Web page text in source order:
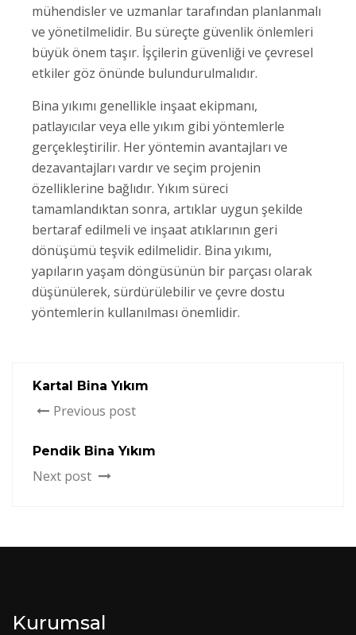
mühendisler ve uzmanlar tarafından planlanmalı
ve yönetilmelidir. Bu süreçte güvenlik önlemleri
büyük önem taşır. İşçilerin güvenliği ve çevresel
etkiler göz önünde bulundurulmalıdır.
Bina yıkımı genellikle inşaat ekipmanı,
patlayıcılar veya elle yıkım gibi yöntemlerle
gerçekleştirilir. Her yöntemin avantajları ve
dezavantajları vardır ve seçim projenin
özelliklerine bağlıdır. Yıkım süreci
tamamlandıktan sonra, artıklar uygun şekilde
bertaraf edilmeli ve inşaat atıklarının geri
dönüşümü teşvik edilmelidir. Bina yıkımı,
yapıların yaşam döngüsünün bir parçası olarak
düşünülerek, sürdürülebilir ve çevre dostu
yöntemlerin kullanılması önemlidir.
Kartal Bina Yıkım
Previous post
Pendik Bina Yıkım
Next post
Kurumsal